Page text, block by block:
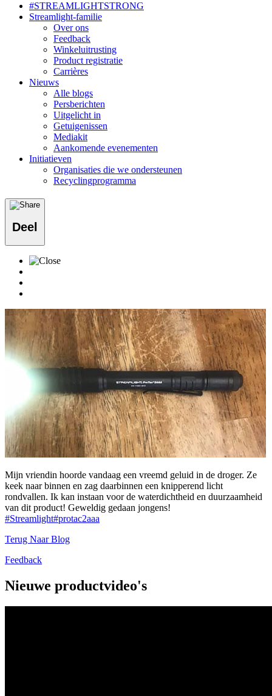
#STREAMLIGHTSTRONG
Streamlight-familie
Over ons
Feedback
Winkeluitrusting
Product registratie
Carrières
Nieuws
Alle blogs
Persberichten
Uitgelicht in
Getuigenissen
Mediakit
Aankomende evenementen
Initiatieven
Organisaties die we ondersteunen
Recyclingprogramma
Deel
Mijn vriendin hoorde vandaag een vreemd geluid in de droger. Ze
keek naar binnen en zag daarbinnen een knipperend licht
rondvallen. Ik kan instaan ​​voor de waterdichtheid en duurzaamheid
van dit product! Geweldig gedaan jongens!
#Streamlight#protac2aaa
Terug Naar Blog
Feedback
Nieuwe productvideo's